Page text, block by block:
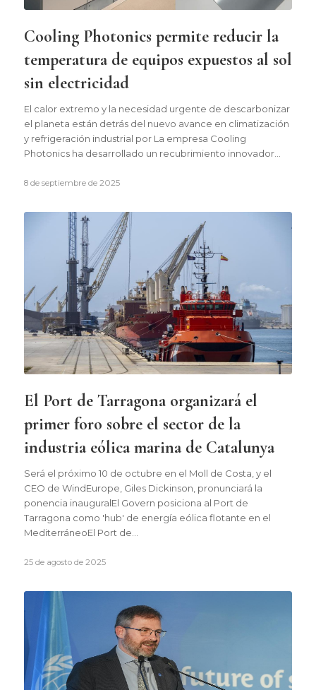
Cooling Photonics permite reducir la
temperatura de equipos expuestos al sol
sin electricidad
El calor extremo y la necesidad urgente de descarbonizar
el planeta están detrás del nuevo avance en climatización
y refrigeración industrial por La empresa Cooling
Photonics ha desarrollado un recubrimiento innovador…
8 de septiembre de 2025
El Port de Tarragona organizará el
primer foro sobre el sector de la
industria eólica marina de Catalunya
Será el próximo 10 de octubre en el Moll de Costa, y el
CEO de WindEurope, Giles Dickinson, pronunciará la
ponencia inauguralEl Govern posiciona al Port de
Tarragona como 'hub' de energía eólica flotante en el
MediterráneoEl Port de…
25 de agosto de 2025